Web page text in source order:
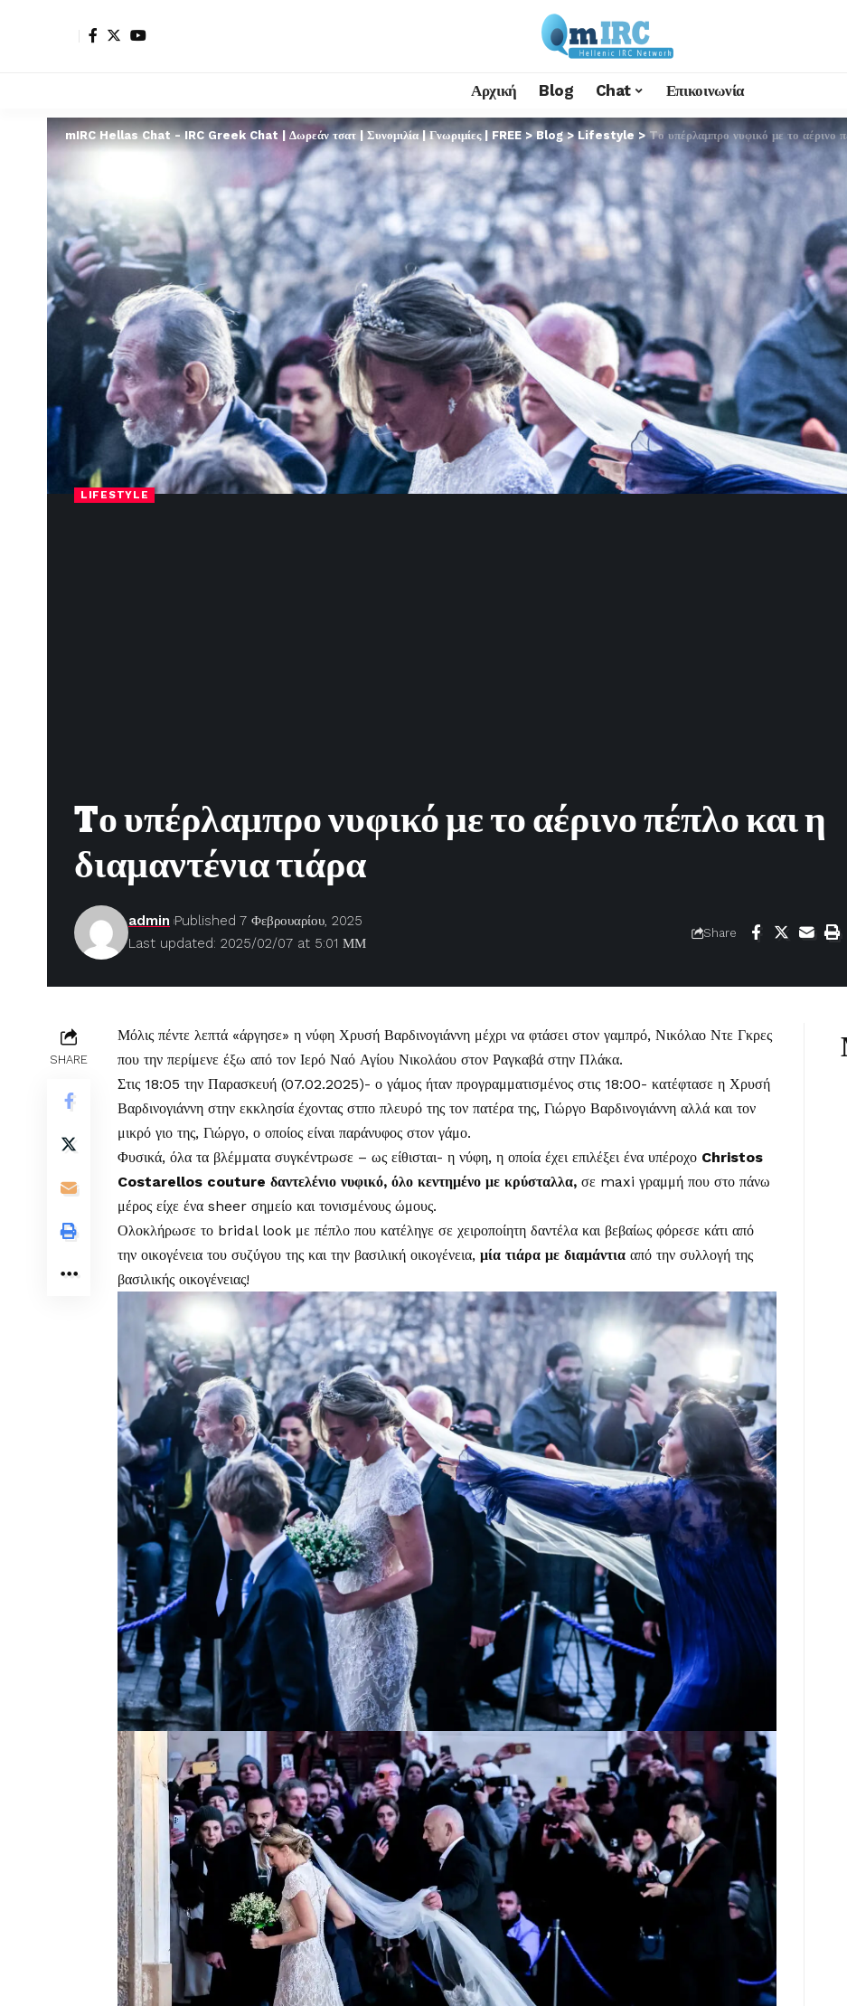
Αρχική Blog Chat Επικοινωνία
mIRC Hellas Chat - IRC Greek Chat | Δωρεάν τσατ | Συνομιλία | Γνωριμίες | FREE>Blog> Lifestyle >Tο υπέρλαμπρο νυφικό με το αέρινο
LIFESTYLE
Tο υπέρλαμπρο νυφικό με το αέρινο πέπλο και η
διαμαντένια τιάρα
Last updated: 2025/02/07 at 5:01 ΜΜ
admin Published 7 Φεβρουαρίου, 2025
Share
SHARE
Μόλις πέντε λεπτά «άργησε» η νύφη Χρυσή Βαρδινογιάννη μέχρι να φτάσει στον γαμπρό, Νικόλαο Ντε Γκρες
που την περίμενε έξω από τον Ιερό Ναό Αγίου Νικολάου στον Ραγκαβά στην Πλάκα.
Στις 18:05 την Παρασκευή (07.02.2025)- ο γάμος ήταν προγραμματισμένος στις 18:00- κατέφτασε η Χρυσή
Βαρδινογιάννη στην εκκλησία έχοντας στπο πλευρό της τον πατέρα της, Γιώργο Βαρδινογιάννη αλλά και τον
μικρό γιο της, Γιώργο, ο οποίος είναι παράνυφος στον γάμο.
Φυσικά, όλα τα βλέμματα συγκέντρωσε – ως είθισται- η νύφη, η οποία έχει επιλέξει ένα υπέροχο Christos
Costarellos couture δαντελένιο νυφικό, όλο κεντημένο με κρύσταλλα, σε maxi γραμμή που στο πάνω
μέρος είχε ένα sheer σημείο και τονισμένους ώμους.
Ολοκλήρωσε το bridal look με πέπλο που κατέληγε σε χειροποίητη δαντέλα και βεβαίως φόρεσε κάτι από
την οικογένεια του συζύγου της και την βασιλική οικογένεια, μία τιάρα με διαμάντια από την συλλογή της
βασιλικής οικογένειας!